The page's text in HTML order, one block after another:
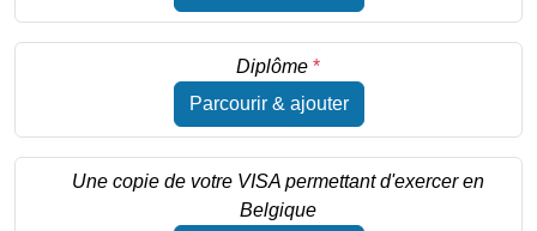
Diplôme *
Parcourir & ajouter
Une copie de votre VISA permettant d'exercer en
Belgique